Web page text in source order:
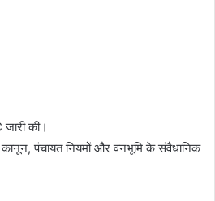
की।
कानून, पंचायत नियमों और वनभूमि के संवैधानिक